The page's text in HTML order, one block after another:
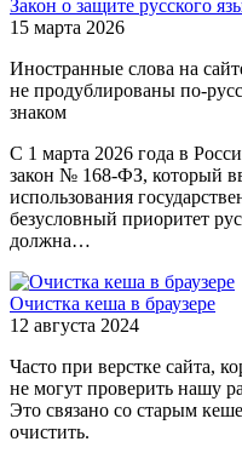
Закон о защите русского
15 марта 2026
Иностранные слова на
не продублированы по-
знаком
С 1 марта 2026 года в
закон № 168-ФЗ, который
использования
безусловный приоритет
должна…
Очистка кеша в браузере
12 августа 2024
Часто при верстке сайта,
не могут проверить нашу
Это связано со старым
очистить.